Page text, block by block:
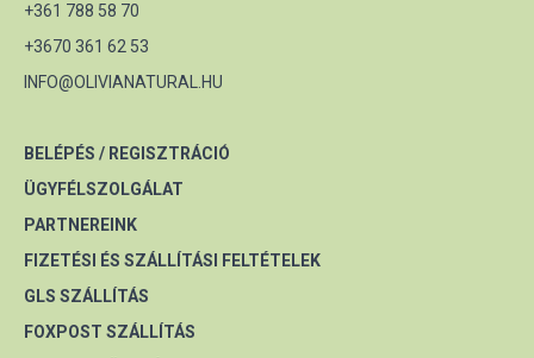
+361 788 58 70
+3670 361 62 53
INFO@OLIVIANATURAL.HU
BELÉPÉS / REGISZTRÁCIÓ
ÜGYFÉLSZOLGÁLAT
PARTNEREINK
FIZETÉSI ÉS SZÁLLÍTÁSI FELTÉTELEK
GLS SZÁLLÍTÁS
FOXPOST SZÁLLÍTÁS